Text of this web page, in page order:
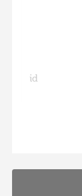
Hiite
Hiite
id